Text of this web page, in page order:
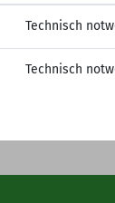
Technisch
Technisch